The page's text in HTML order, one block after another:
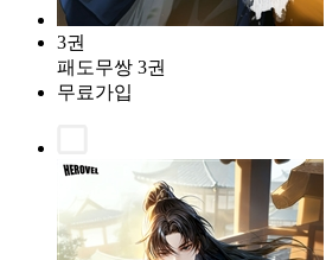
3권
패도무쌍 3권
무료가입